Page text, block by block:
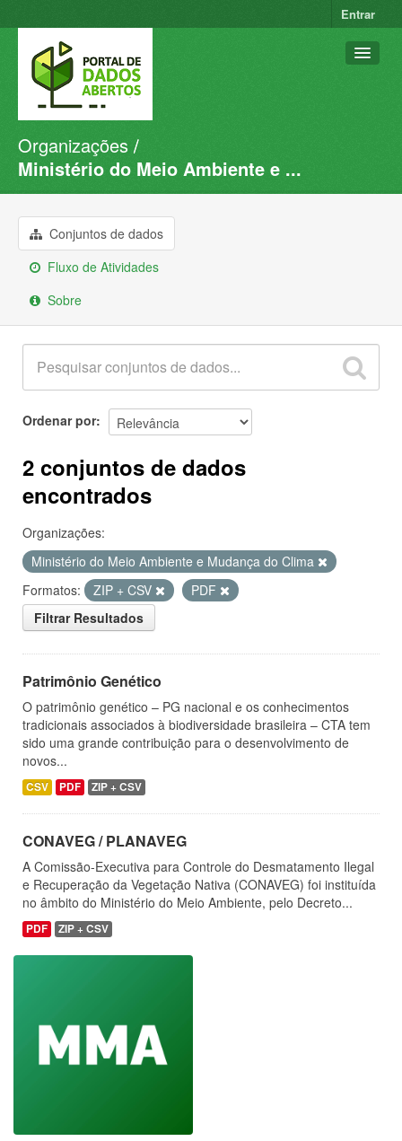
Entrar
Conjuntos de dados
Organizações
Sobre
Organizações
Ministério do Meio Ambiente e ...
Conjuntos de dados
Fluxo de Atividades
Sobre
Ordenar por
2 conjuntos de dados
encontrados
Organizações:
Ministério do Meio Ambiente e Mudança do Clima
Formatos:
ZIP + CSV
PDF
Filtrar Resultados
Patrimônio Genético
O patrimônio genético – PG nacional e os conhecimentos
tradicionais associados à biodiversidade brasileira – CTA tem
sido uma grande contribuição para o desenvolvimento de
novos...
CSV PDF ZIP + CSV
CONAVEG / PLANAVEG
A Comissão-Executiva para Controle do Desmatamento Ilegal
e Recuperação da Vegetação Nativa (CONAVEG) foi instituída
no âmbito do Ministério do Meio Ambiente, pelo Decreto...
PDF ZIP + CSV